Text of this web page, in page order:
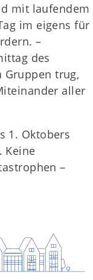
mit laufendem
im eigens für
–
des
Gruppen trug,
aller
1. Oktobers
Keine
–